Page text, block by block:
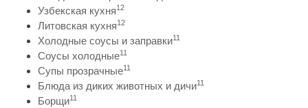
Узбекская кухня12
Литовская кухня12
Холодные соусы и заправки11
Соусы холодные11
Супы прозрачные11
Блюда из диких животных и дичи11
Борщи11